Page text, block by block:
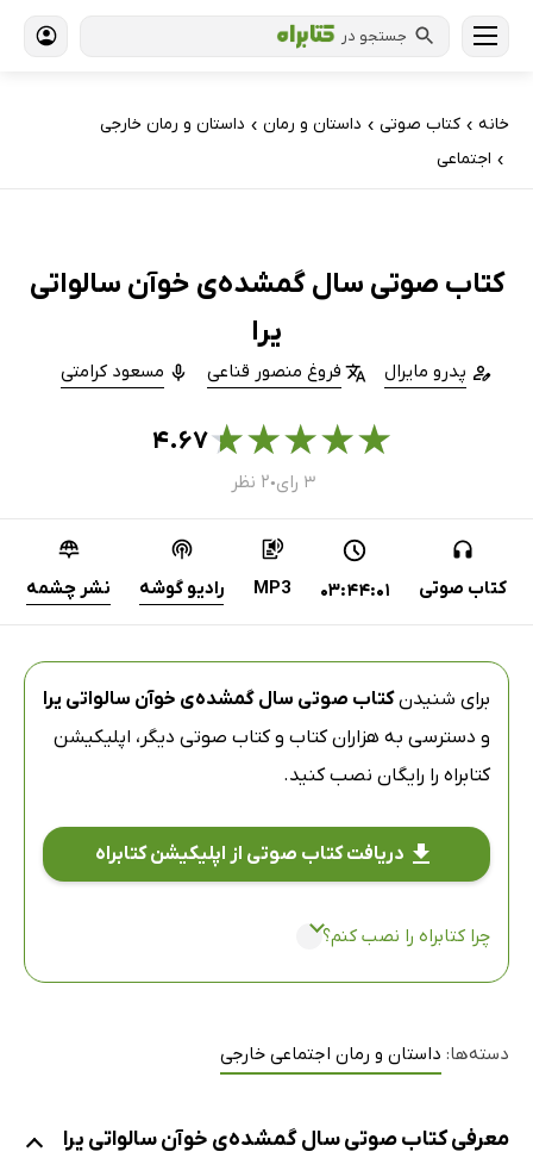
جستجو در
خانه › کتاب‌ صوتی › داستان و رمان › داستان و رمان خارجی
› اجتماعی
کتاب صوتی سال گمشده‌ی خوآن سالواتی
یرا
پدرو مایرال فروغ منصور قناعی مسعود کرامتی
★
★
★
★
★۴.۶۷
۳ رای ● ۲ نظر
کتاب صوتی 03:44:01
MP3 رادیو گوشه نشر چشمه
برای شنیدنکتاب صوتی سال گمشده‌ی خوآن سالواتی یرا
و دسترسی به هزاران کتاب و کتاب صوتی دیگر، اپلیکیشن
کتابراه را رایگان نصب کنید.
دریافت کتاب صوتی از اپلیکیشن کتابراه
چرا کتابراه را نصب کنم؟
دسته‌ها: داستان و رمان اجتماعی خارجی
معرفی کتاب صوتی سال گمشده‌ی خوآن سالواتی یرا